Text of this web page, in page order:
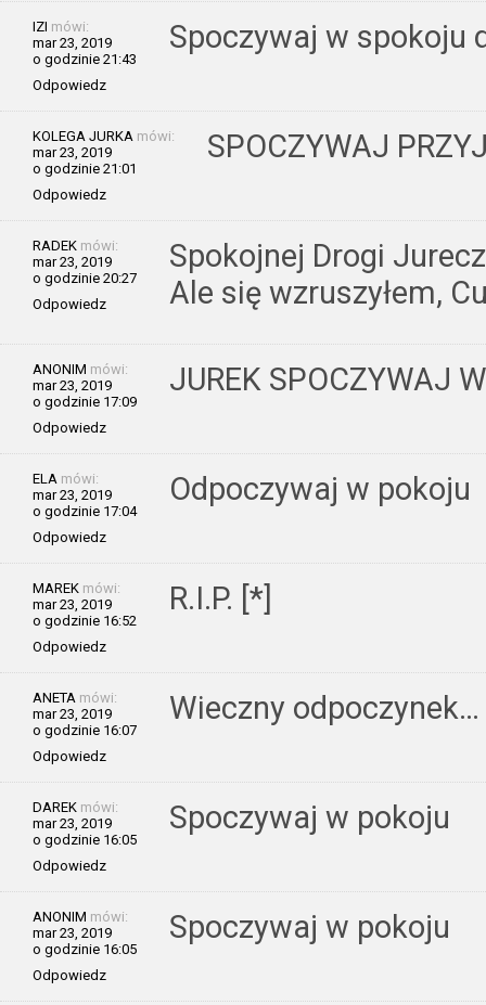
IZI mówi:
mar 23, 2019
o godzinie 21:43
Odpowiedz
Spoczywaj w spokoju
KOLEGA JURKA mówi:
mar 23, 2019
o godzinie 21:01
Odpowiedz
SPOCZYWAJ
RADEK mówi:
mar 23, 2019
o godzinie 20:27
Odpowiedz
Spokojnej Drogi
Ale się wzruszyłem,
ANONIM mówi:
mar 23, 2019
o godzinie 17:09
Odpowiedz
JUREK SPOCZYWAJ
ELA mówi:
mar 23, 2019
o godzinie 17:04
Odpowiedz
Odpoczywaj w pokoju
MAREK mówi:
mar 23, 2019
o godzinie 16:52
Odpowiedz
R.I.P. [*]
ANETA mówi:
mar 23, 2019
o godzinie 16:07
Odpowiedz
Wieczny
DAREK mówi:
mar 23, 2019
o godzinie 16:05
Odpowiedz
Spoczywaj w pokoju
ANONIM mówi:
mar 23, 2019
o godzinie 16:05
Odpowiedz
Spoczywaj w pokoju